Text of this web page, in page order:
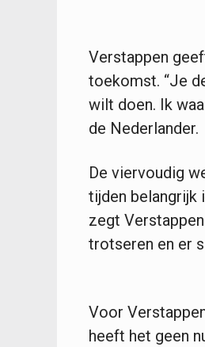
Verstappen
toekomst. “Je
wilt doen. Ik
de Nederlander.
De viervoudig
tijden belangrijk
zegt
trotseren en er
Voor
heeft het geen